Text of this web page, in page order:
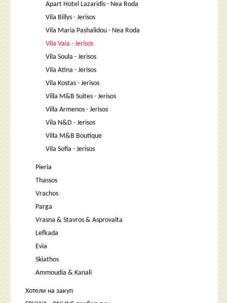
Apart Hotel Lazaridis - Nea Roda
Vila Billys - Jerisos
Vila Maria Pashalidou - Nea Roda
Vila Vaia - Jerisos
Vila Soula - Jerisos
Vila Atina - Jerisos
Vila Kostas - Jerisos
Villa M&B Suites - Jerisos
Villa Armenos - Jerisos
Vila N&D - Jerisos
Villa M&B Boutique
Vila Sofia - Jerisos
Pieria
Thassos
Vrachos
Parga
Vrasna & Stavros & Asprovalta
Lefkada
Evia
Skiathos
Ammoudia & Kanali
Хотели на закуп